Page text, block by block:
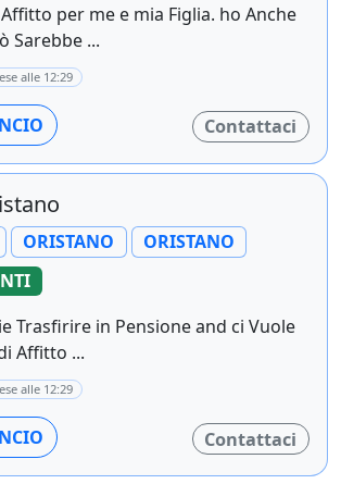
per me e mia Figlia. ho Anche
Sarebbe ...
alle 12:29
Contattaci
ORISTANO
ORISTANO
Trasfirire in Pensione and ci Vuole
Affitto ...
alle 12:29
Contattaci